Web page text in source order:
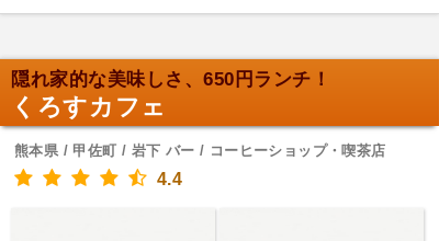
隠れ家的な美味しさ、650円ランチ！
くろすカフェ
熊本県 / 甲佐町 / 岩下 バー / コーヒーショップ・喫茶店
4.4